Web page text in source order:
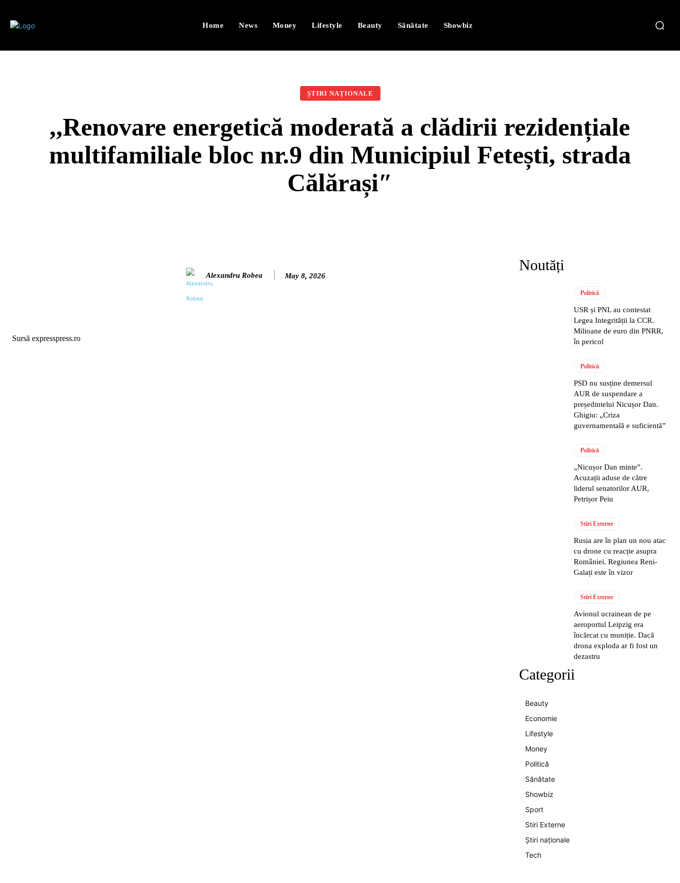
Home News Money Lifestyle Beauty Sănătate Showbiz
ȘTIRI NAȚIONALE
,,Renovare energetică moderată a clădirii rezidențiale
multifamiliale bloc nr.9 din Municipiul Fetești, strada
Călărași″
Alexandru Robea May 8, 2026
Sursă expresspress.ro
Noutăți
Politică
USR și PNL au contestat
Legea Integrității la CCR.
Milioane de euro din PNRR,
în pericol
Politică
PSD nu susține demersul
AUR de suspendare a
președintelui Nicușor Dan.
Ghigiu: „Criza
guvernamentală e suficientă”
Politică
„Nicușor Dan minte”.
Acuzații aduse de către
liderul senatorilor AUR,
Petrișor Peiu
Stiri Externe
Rusia are în plan un nou atac
cu drone cu reacție asupra
României. Regiunea Reni-
Galați este în vizor
Stiri Externe
Avionul ucrainean de pe
aeroportul Leipzig era
încărcat cu muniție. Dacă
drona exploda ar fi fost un
dezastru
Categorii
Beauty
Economie
Lifestyle
Money
Politică
Sănătate
Showbiz
Sport
Stiri Externe
Știri naționale
Tech